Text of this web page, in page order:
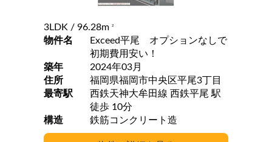
3LDK / 96.28m 2
物件名
Exceed平尾 オプションなしで
初期費用安い！
築年
2024年03月
住所
福岡県福岡市中央区平尾3丁目
最寄駅
西鉄天神大牟田線 西鉄平尾 駅
徒歩 10分
構造
鉄筋コンクリート造